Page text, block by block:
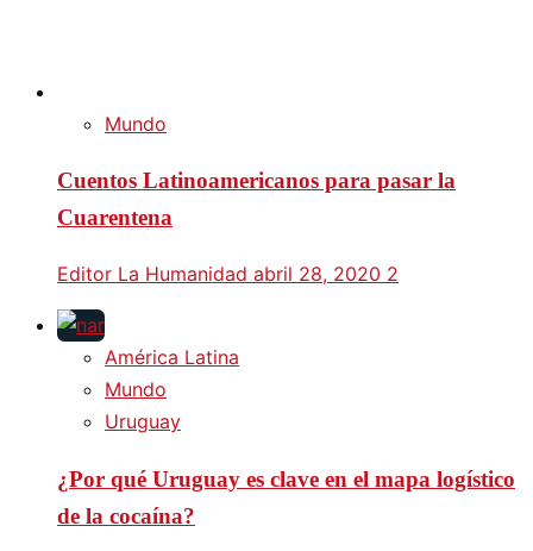
Mundo
Cuentos Latinoamericanos para pasar la
Cuarentena
Editor La Humanidad abril 28, 2020 2
América Latina
Mundo
Uruguay
¿Por qué Uruguay es clave en el mapa logístico
de la cocaína?